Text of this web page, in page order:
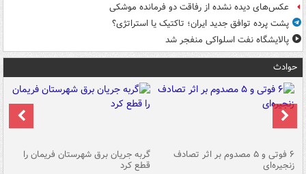
عکس‌های دیده نشده از رفاقت دو فرمانده‌ موشکی
پشت پرده توافق جدید ایران؛ تاکتیک یا استراتژی؟
پالایشگاه نفت اسلواکی منفجر شد
حوادث
۶ فوتی و ۵ مصدوم بر اثر تصادف
زنجیره‌ای
گربه جریان برق شهرستان فریمان را
قطع کرد